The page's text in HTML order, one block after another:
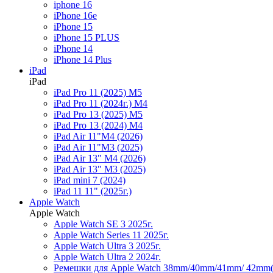
iphone 16
iPhone 16e
iPhone 15
iPhone 15 PLUS
iPhone 14
iPhone 14 Plus
iPad
iPad
iPad Pro 11 (2025) M5
iPad Pro 11 (2024г.) M4
iPad Pro 13 (2025) M5
iPad Pro 13 (2024) M4
iPad Air 11"M4 (2026)
iPad Air 11"M3 (2025)
iPad Air 13" M4 (2026)
iPad Air 13" M3 (2025)
iPad mini 7 (2024)
iPad 11 11" (2025г.)
Apple Watch
Apple Watch
Apple Watch SE 3 2025г.
Apple Watch Series 11 2025г.
Apple Watch Ultra 3 2025г.
Apple Watch Ultra 2 2024г.
Ремешки для Apple Watch 38mm/40mm/41mm/